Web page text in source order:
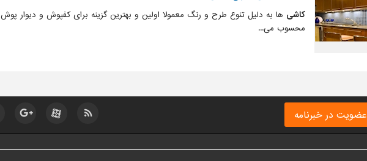
کاشی ها به دلیل تنوع طرح و رنگ معمولا اولین و بهترین گزینه برای کفپوش و دیوار پوش
محسوب می...
عضویت در خبرنامه